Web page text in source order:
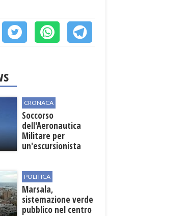
CRONACA
Soccorso
dell'Aeronautica
Militare per
un'escursionista
POLITICA
Marsala,
sistemazione verde
pubblico nel centro